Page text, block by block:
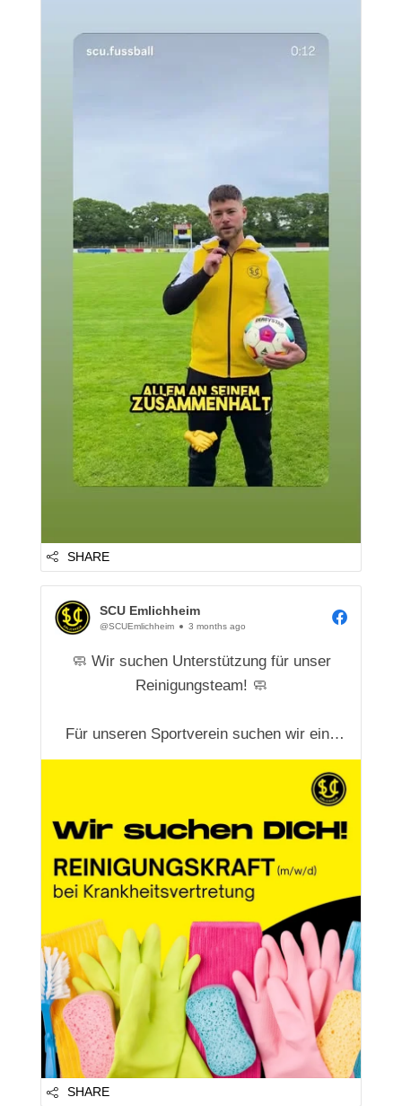
SHARE
SCU Emlichheim
@SCUEmlichheim 3 months ago
🧼 Wir suchen Unterstützung für unser
Reinigungsteam! 🧼
Für unseren Sportverein suchen wir eine
zuverlässige Reinigungskraft (m/w/d), die
unser Team im Krankheitsfall flexibel
Zu den Aufgaben gehören die Reinigung
von:
🏠 Clubhaus
🚻 Toiletten
👕 Kabinen
Aktuell kümmern sich bereits ...
SHARE